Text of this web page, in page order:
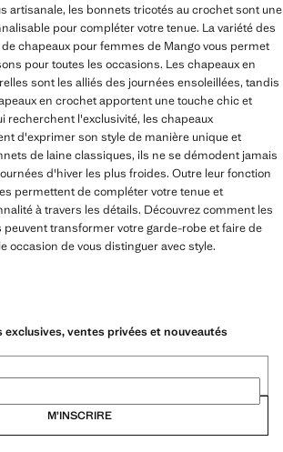
artisanale, les bonnets tricotés au crochet sont une
pour compléter votre tenue. La variété des
chapeaux pour femmes de Mango vous permet
pour toutes les occasions. Les chapeaux en
sont les alliés des journées ensoleillées, tandis
en crochet apportent une touche chic et
recherchent l'exclusivité, les chapeaux
d'exprimer son style de manière unique et
de laine classiques, ils ne se démodent jamais
d'hiver les plus froides. Outre leur fonction
permettent de compléter votre tenue et
à travers les détails. Découvrez comment les
transformer votre garde-robe et faire de
occasion de vous distinguer avec style.
exclusives, ventes privées et nouveautés
M’INSCRIRE